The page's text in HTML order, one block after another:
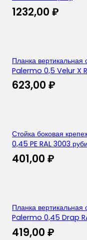
1232,00 ₽
Планка
Palermo 0,5 Velur X
623,00 ₽
Стойка боковая
0,45 PE RAL 3003
401,00 ₽
Планка
Palermo 0,45 Drap
419,00 ₽